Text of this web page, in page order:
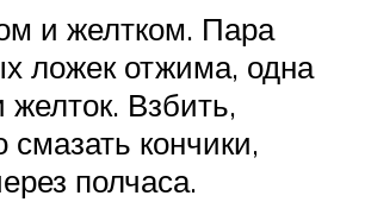
и желтком. Пара
ложек отжима, одна
желток. Взбить,
смазать кончики,
полчаса.